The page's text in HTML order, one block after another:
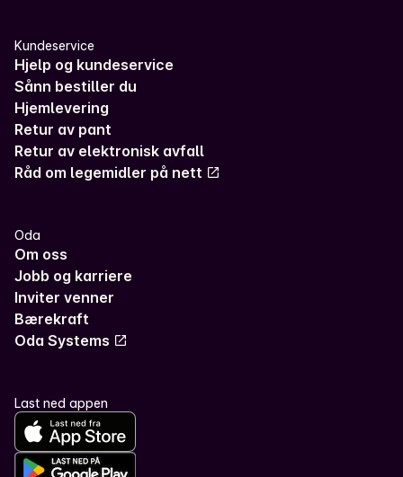
Kundeservice
Hjelp og kundeservice
Sånn bestiller du
Hjemlevering
Retur av pant
Retur av elektronisk avfall
Råd om legemidler på nett
Oda
Om oss
Jobb og karriere
Inviter venner
Bærekraft
Oda Systems
Last ned appen